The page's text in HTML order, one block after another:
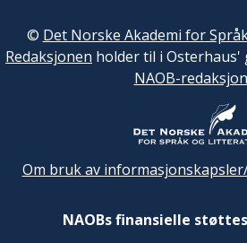
© Det Norske Akademi for
Redaksjonen holder til i Osterhaus'
NAOB-
Om bruk av
NAOBs finansielle